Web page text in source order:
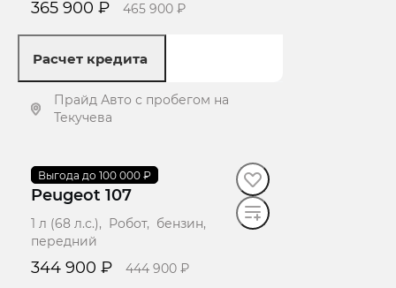
365 900 ₽ 465 900 ₽
Расчет кредита
Прайд Авто с пробегом на
Текучева
Выгода до 100 000 ₽
2008·172 434 км
Peugeot 107
1 л (68 л.с.), Робот, бензин,
передний
344 900 ₽ 444 900 ₽